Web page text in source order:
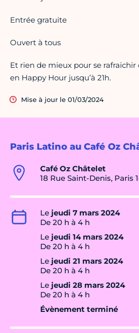
Paris Latino au Café Oz
Café Oz Châtelet
18 Rue Saint-Denis, Paris
Le jeudi 7 mars 2024
De 20 h à 4 h
Le jeudi 14 mars 2024
De 20 h à 4 h
Le jeudi 21 mars 2024
De 20 h à 4 h
Le jeudi 28 mars 2024
De 20 h à 4 h
Évènement terminé
️Entrée gratuite
Ouvert à tous
Et rien de mieux pour se rafraichir
en Happy Hour jusqu’à 21h.
Mise à jour le 01/03/2024